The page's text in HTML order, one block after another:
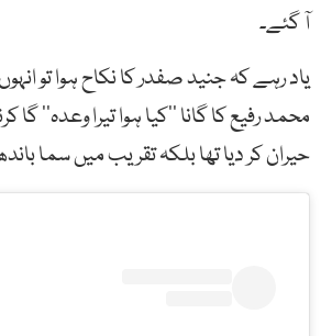
آ گئے۔
یاد رہے کہ جنید صفدر کا نکاح ہوا تو
محمد رفیع کا گانا ’’کیا ہوا تیرا وعدہ‘‘
حیران کر دیا تھا بلکہ تقریب میں سما